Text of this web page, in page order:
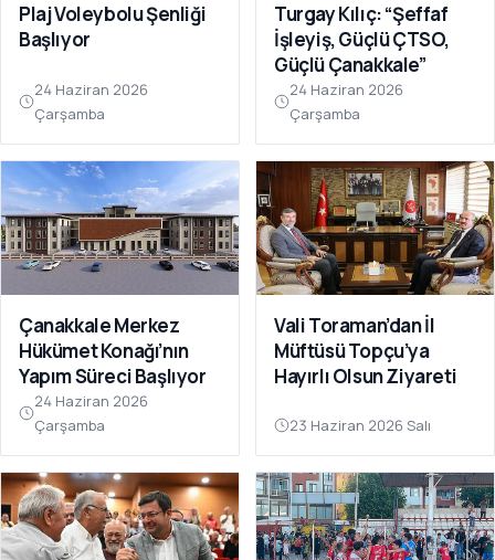
Plaj Voleybolu Şenliği
Başlıyor
24 Haziran 2026
Çarşamba
Turgay Kılıç: “Şeffaf
İşleyiş, Güçlü ÇTSO,
Güçlü Çanakkale”
24 Haziran 2026
Çarşamba
Çanakkale Merkez
Hükümet Konağı’nın
Yapım Süreci Başlıyor
24 Haziran 2026
Çarşamba
Vali Toraman’dan İl
Müftüsü Topçu’ya
Hayırlı Olsun Ziyareti
23 Haziran 2026 Salı